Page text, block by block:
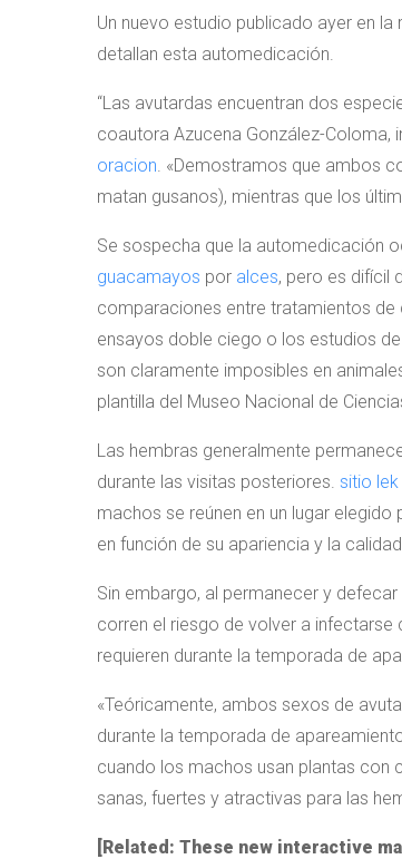
Un nuevo estudio publicado ayer en la
detallan esta automedicación.
“Las avutardas encuentran dos
coautora Azucena González-Coloma,
oracion. «Demostramos que ambos
matan gusanos), mientras que los
Se sospecha que la automedicación
guacamayos por alces, pero es difícil
comparaciones entre tratamientos de
ensayos doble ciego o los estudios
son claramente imposibles en
plantilla del Museo Nacional de
Las hembras generalmente
durante las visitas posteriores. sitio lek
machos se reúnen en un lugar
en función de su apariencia y la
Sin embargo, al permanecer y
corren el riesgo de volver a
requieren durante la temporada de
«Teóricamente, ambos sexos de
durante la temporada de
cuando los machos usan plantas con
sanas, fuertes y atractivas para las
[Related: These new interactive